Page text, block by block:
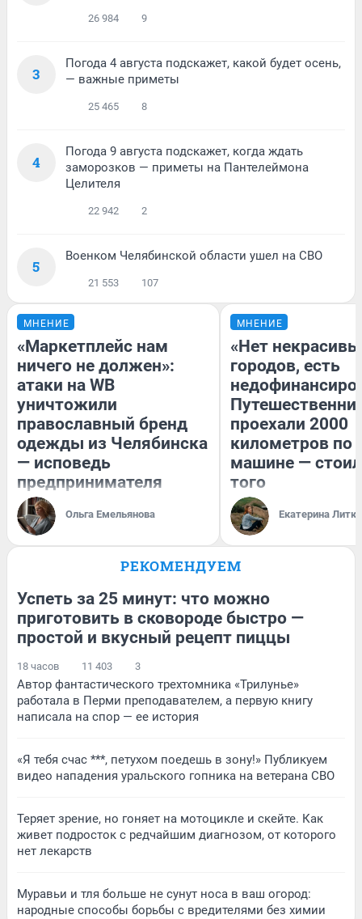
26 984 9
3
Погода 4 августа подскажет, какой будет осень,
— важные приметы
25 465 8
4
Погода 9 августа подскажет, когда ждать
заморозков — приметы на Пантелеймона
Целителя
22 942 2
5
Военком Челябинской области ушел на СВО
21 553 107
МНЕНИЕ
«Маркетплейс нам
ничего не должен»:
атаки на WB
уничтожили
православный бренд
одежды из Челябинска
— исповедь
предпринимателя
Ольга Емельянова
МНЕНИЕ
«Нет
городов, есть
проехали 2000
километров по
машине —
того
Екатерина
РЕКОМЕНДУЕМ
Успеть за 25 минут: что можно
приготовить в сковороде быстро —
простой и вкусный рецепт пиццы
18 часов 11 403 3
Автор фантастического трехтомника «Трилунье»
работала в Перми преподавателем, а первую книгу
написала на спор — ее история
«Я тебя счас ***, петухом поедешь в зону!» Публикуем
видео нападения уральского гопника на ветерана СВО
Теряет зрение, но гоняет на мотоцикле и скейте. Как
живет подросток с редчайшим диагнозом, от которого
нет лекарств
Муравьи и тля больше не сунут носа в ваш огород:
народные способы борьбы с вредителями без химии